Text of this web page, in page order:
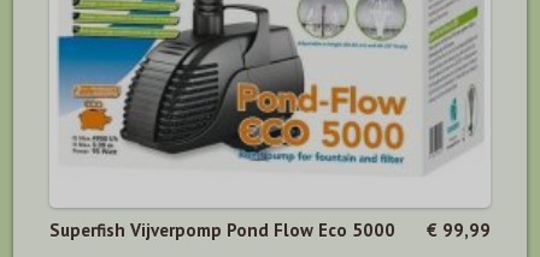
Superfish Vijverpomp Pond Flow Eco 5000 € 99,99